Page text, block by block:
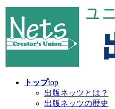
コ
ン
ン
ツ
ナ
ビ
ー
シ
トップtop
出版ネッツとは？
出版ネッツの歴史